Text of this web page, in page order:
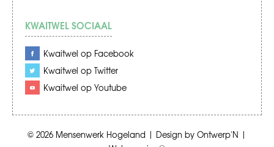
KWAITWEL SOCIAAL
Kwaitwel op Facebook
Kwaitwel op Twitter
Kwaitwel op Youtube
© 2026 Mensenwerk Hogeland | Design by Ontwerp'N |